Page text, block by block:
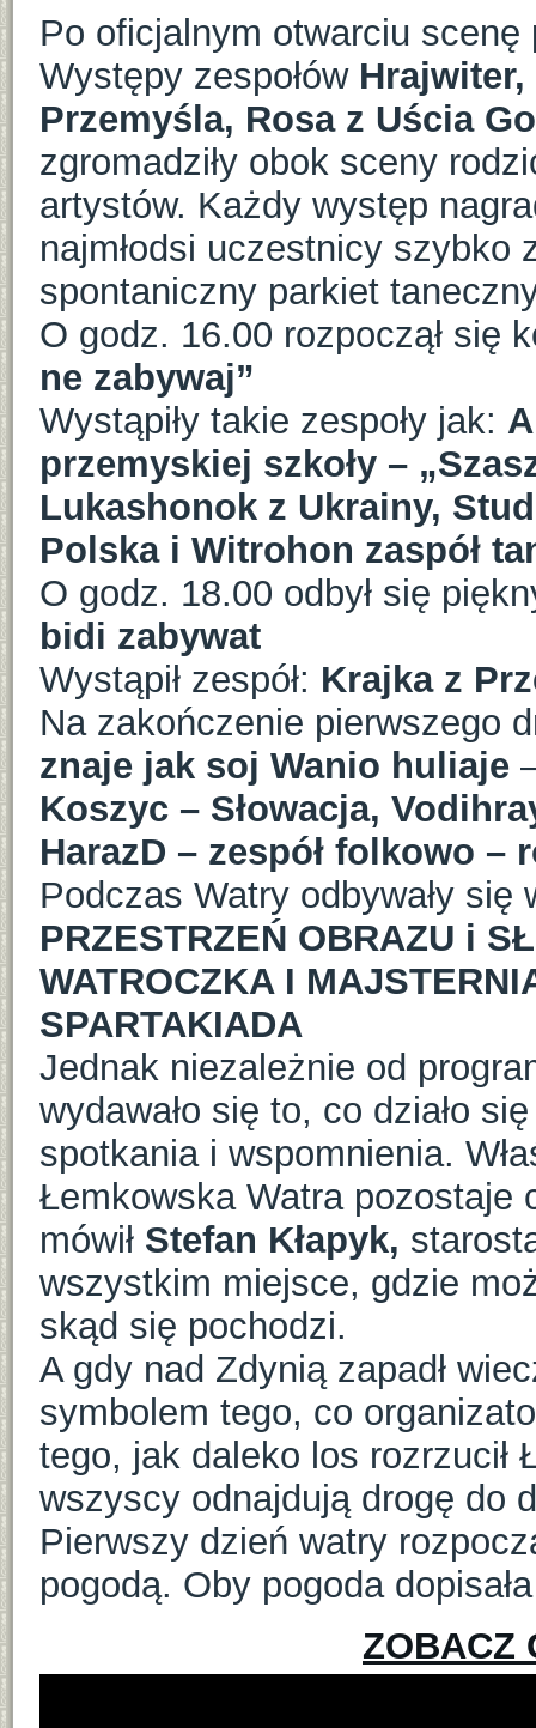
Po oficjalnym otwarciu scenę
Występy zespołów
Przemyśla, Rosa z Uścia
zgromadziły obok sceny
artystów. Każdy występ
najmłodsi uczestnicy
spontaniczny parkiet
O godz. 16.00 rozpoczął się
ne zabywaj”
Wystąpiły takie zespoły jak:
przemyskiej szkoły –
Lukashonok z Ukrainy,
Polska i Witrohon zaspół
O godz. 18.00 odbył się
bidi zabywat
Wystąpił zespół: Krajka z
Na zakończenie pierwszego
znaje jak soj Wanio huliaje
Koszyc – Słowacja,
HarazD – zespół folkowo –
Podczas Watry odbywały
PRZESTRZEŃ OBRAZU i
WATROCZKA I
SPARTAKIADA
Jednak niezależnie od
wydawało się to, co działo
spotkania i wspomnienia.
Łemkowska Watra pozostaje
mówił Stefan Kłapyk,
wszystkim miejsce, gdzie
skąd się pochodzi.
A gdy nad Zdynią zapadł
symbolem tego, co
tego, jak daleko los rozrzucił
wszyscy odnajdują drogę do
Pierwszy dzień watry
pogodą. Oby pogoda
ZOBACZ